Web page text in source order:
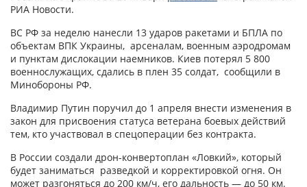
РИА Новости.
ВС РФ за неделю нанесли 13 ударов ракетами и БПЛА по
объектам ВПК Украины, арсеналам, военным аэродромам
и пунктам дислокации наемников. Киев потерял 5 800
военнослужащих, сдались в плен 35 солдат, сообщили в
Минобороны РФ.
Владимир Путин поручил до 1 апреля внести изменения в
закон для присвоения статуса ветерана боевых действий
тем, кто участвовал в спецоперации без контракта.
В России создали дрон-конвертоплан «Ловкий», который
будет заниматься разведкой и корректировкой огня. Он
может разгоняться до 200 км/ч, его дальность — до 50 км.